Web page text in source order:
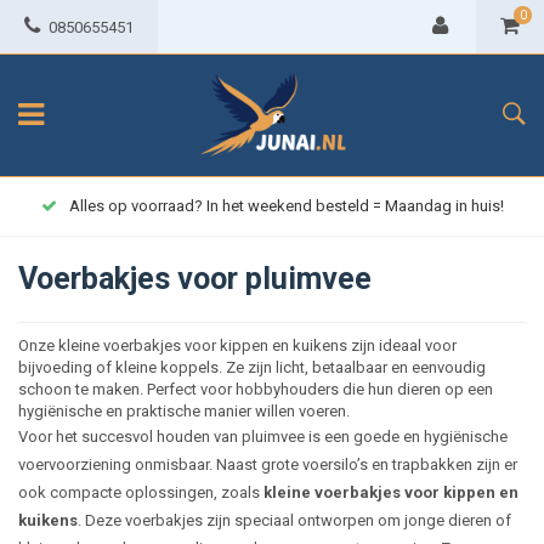
0850655451
0
Alles op voorraad? In het weekend besteld = Maandag in huis!
Voerbakjes voor pluimvee
Onze kleine voerbakjes voor kippen en kuikens zijn ideaal voor
bijvoeding of kleine koppels. Ze zijn licht, betaalbaar en eenvoudig
schoon te maken. Perfect voor hobbyhouders die hun dieren op een
hygiënische en praktische manier willen voeren.
Voor het succesvol houden van pluimvee is een goede en hygiënische
voervoorziening onmisbaar. Naast grote voersilo’s en trapbakken zijn er
ook compacte oplossingen, zoals kleine voerbakjes voor kippen en
kuikens. Deze voerbakjes zijn speciaal ontworpen om jonge dieren of